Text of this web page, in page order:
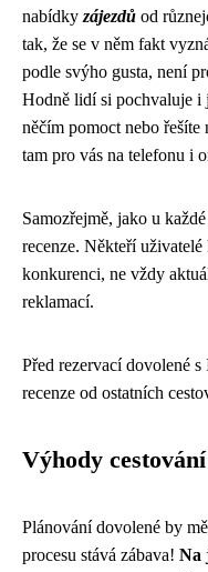
nabídky zájezdů od
tak, že se v něm fakt
podle svýho gusta, není
Hodně lidí si pochvaluje i
něčím pomoct nebo
tam pro vás na telefonu i
Samozřejmě, jako u
recenze. Někteří
konkurenci, ne vždy
reklamací.
Před rezervací dovolené
recenze od ostatních
Výhody
Plánování dovolené by
procesu stává zábava! Na